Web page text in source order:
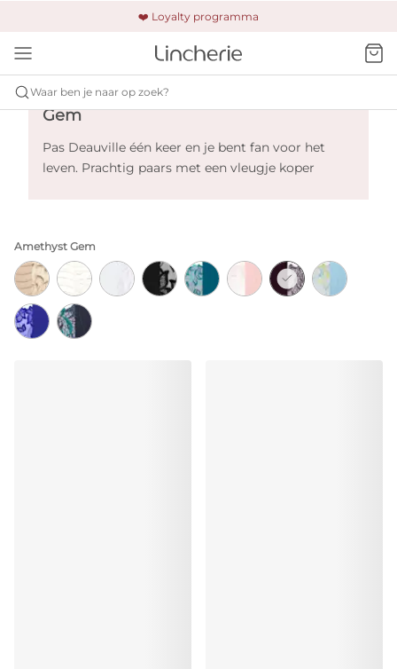
❤️ Loyalty programma
🚚 Gratis verzending & retour
🔒 Altijd veilig betalen
Waar ben je naar op zoek?
Primadonna Deauville - Amethyst
Gem
Pas Deauville één keer en je bent fan voor het
leven. Prachtig paars met een vleugje koper
Amethyst Gem